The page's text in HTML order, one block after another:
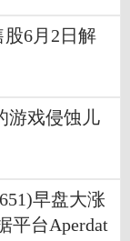
6月2日解
游戏侵蚀儿
早盘大涨
平台Aperdat